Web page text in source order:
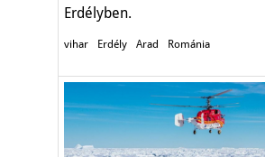
Erdélyben.
vihar Erdély Arad Románia